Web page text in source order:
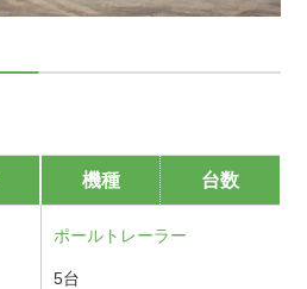
機種 台数
ポールトレーラー
5台